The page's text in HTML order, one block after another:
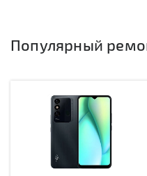
Популярный